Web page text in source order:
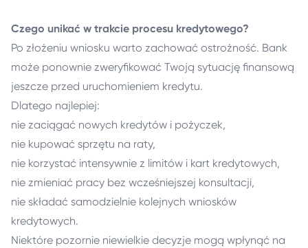
Czego unikać w trakcie procesu kredytowego?
Po złożeniu wniosku warto zachować ostrożność. Bank
może ponownie zweryfikować Twoją sytuację finansową
jeszcze przed uruchomieniem kredytu.
Dlatego najlepiej:
nie zaciągać nowych kredytów i pożyczek,
nie kupować sprzętu na raty,
nie korzystać intensywnie z limitów i kart kredytowych,
nie zmieniać pracy bez wcześniejszej konsultacji,
nie składać samodzielnie kolejnych wniosków
kredytowych.
Niektóre pozornie niewielkie decyzje mogą wpłynąć na